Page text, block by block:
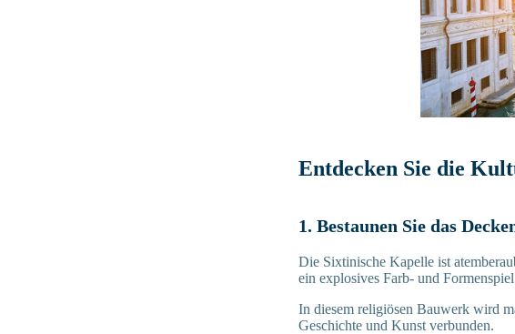
Entdecken Sie die
1. Bestaunen Sie das
Die Sixtinische Kapelle ist
ein explosives Farb- und
In diesem religiösen Bauwerk wird
Geschichte und Kunst verbunden.